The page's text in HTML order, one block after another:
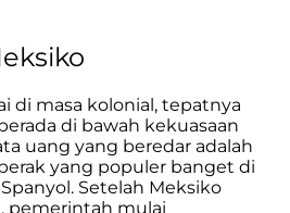
di masa kolonial, tepatnya
di bawah kekuasaan
uang yang beredar adalah
perak yang populer banget di
Setelah Meksiko
pemerintah mulai